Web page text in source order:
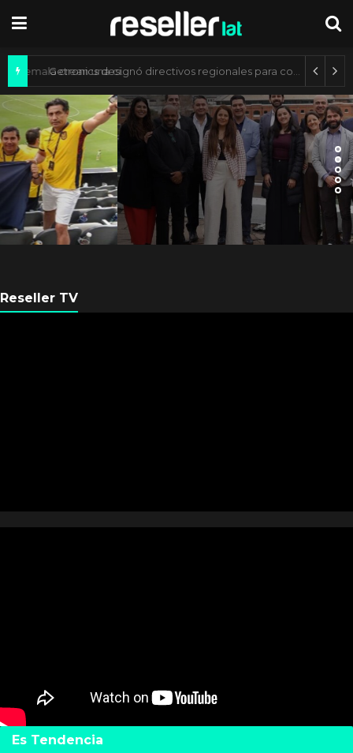
Axis Communications y Guatemala crean una ciudad inteligente
ARGENTINA
Axis Communications
Argentina se fortalece con
nueva sede
Reseller TV
Es Tendencia